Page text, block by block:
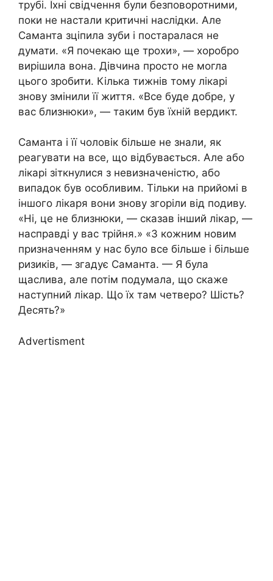
трубі. Їхні свідчення були безповоротними,
поки не настали критичні наслідки. Але
Саманта зціпила зуби і постаралася не
думати. «Я почекаю ще трохи», — хоробро
вирішила вона. Дівчина просто не могла
цього зробити. Кілька тижнів тому лікарі
знову змінили її життя. «Все буде добре, у
вас близнюки», — таким був їхній вердикт.
Саманта і її чоловік більше не знали, як
реагувати на все, що відбувається. Але або
лікарі зіткнулися з невизначеністю, або
випадок був особливим. Тільки на прийомі в
іншого лікаря вони знову згоріли від подиву.
«Ні, це не близнюки, — сказав інший лікар, —
насправді у вас трійня.» «З кожним новим
призначенням у нас було все більше і більше
ризиків, — згадує Саманта. — Я була
щаслива, але потім подумала, що скаже
наступний лікар. Що їх там четверо? Шість?
Десять?»
Advertisment